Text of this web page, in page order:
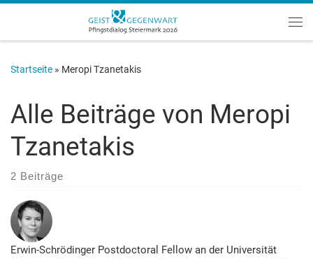
Zum Inhalt springen
Startseite » Meropi Tzanetakis
Alle Beiträge von Meropi
Tzanetakis
2 Beiträge
Erwin-Schrödinger Postdoctoral Fellow an der Universität